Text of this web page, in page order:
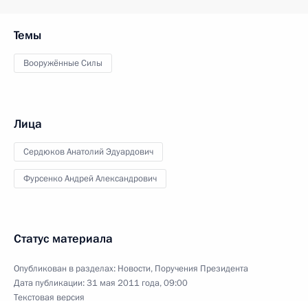
Темы
Вооружённые Силы
Лица
Сердюков Анатолий Эдуардович
Фурсенко Андрей Александрович
Статус материала
Опубликован в разделах: Новости, Поручения Президента
Дата публикации:31 мая 2011 года, 09:00
Текстовая версия